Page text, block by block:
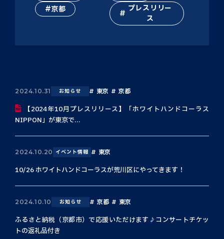
京都
プレスリリー
ス
2024.10.31 お知らせ 東京 京都
【2024年10月プレスリリース】「ホワイトハンドコーラス
NIPPON」が東京で...
2024.10.20 イベント情報 東京
10/26 ホワイトハンドコーラスが荒川区にやってきます！
2024.10.10 お知らせ 京都 東京
ふるさと納税（京都市）で応援いただけます♪コンサートチケッ
トの返礼品付き